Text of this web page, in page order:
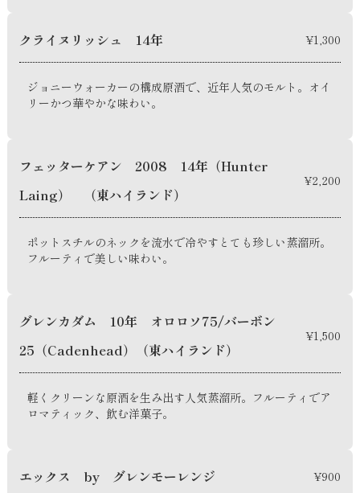
クライヌリッシュ 14年 ¥1,300
ジョニーウォーカーの構成原酒で、近年人気のモルト。オイ
リーかつ華やかな味わい。
フェッターケアン 2008 14年（Hunter
Laing） （東ハイランド）
¥2,200
ポットスチルのネックを流水で冷やすとても珍しい蒸溜所。
フルーティで美しい味わい。
グレンカダム 10年 オロロソ75/バーボン
25（Cadenhead）（東ハイランド）
¥1,500
軽くクリーンな原酒を生み出す人気蒸溜所。フルーティでア
ロマティック、飲む洋菓子。
エックス by グレンモーレンジ ¥900